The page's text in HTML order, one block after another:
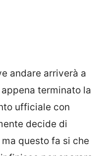
andare arriverà a
terminato la
ufficiale con
decide di
questo fa si che